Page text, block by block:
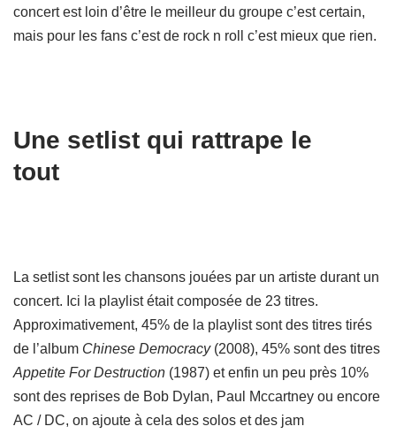
concert est loin d’être le meilleur du groupe c’est certain,
mais pour les fans c’est de rock n roll c’est mieux que rien.
Une setlist qui rattrape le
tout
La setlist sont les chansons jouées par un artiste durant un
concert. Ici la playlist était composée de 23 titres.
Approximativement, 45% de la playlist sont des titres tirés
de l’album Chinese Democracy(2008), 45% sont des titres
Appetite For Destruction (1987) et enfin un peu près 10%
sont des reprises de Bob Dylan, Paul Mccartney ou encore
AC / DC, on ajoute à cela des solos et des jam